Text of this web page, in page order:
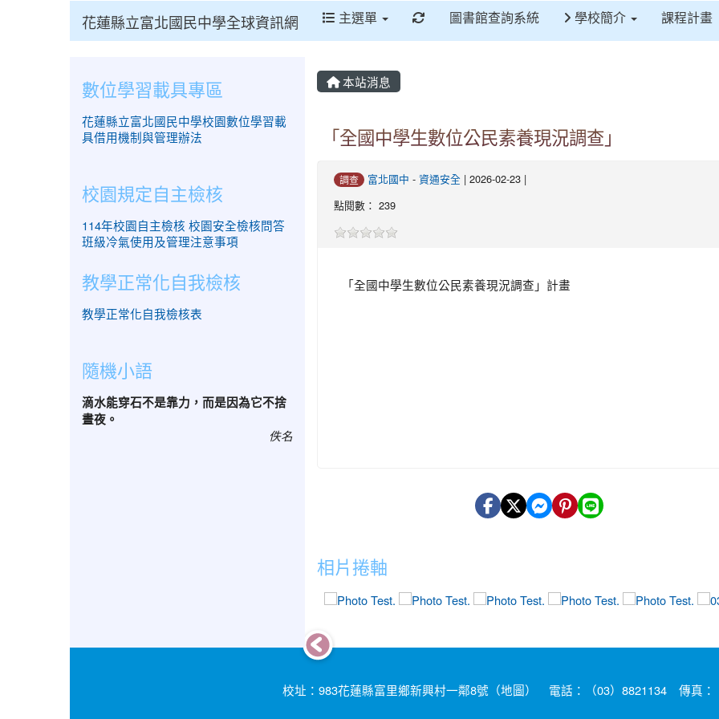
花蓮縣立富北國民中學全球資訊網 主選單 重新取得佈景設定
圖書館查詢系統 學校簡介 課程計畫
本站消息
「全國中學生數位公民素養現況調查」
調查 富北國中 - 資通安全| 2026-02-23 |
點閱數： 239
「全國中學生數位公民素養現況調查」計畫
相片捲軸
photo-13 photo-7 photo-12 photo-9
數位學習載具專區
花蓮縣立富北國民中學校園數位學習載
具借用機制與管理辦法
校園規定自主檢核
114年校園自主檢核 校園安全檢核問答
班級冷氣使用及管理注意事項
教學正常化自我檢核
教學正常化自我檢核表
隨機小語
滴水能穿石不是靠力，而是因為它不捨
晝夜。
佚名
校址：983花蓮縣富里鄉新興村一鄰8號（地圖） 電話：（03）8821134 傳真：